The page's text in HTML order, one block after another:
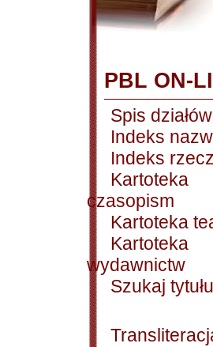
PBL ON-
Spis działów
Indeks
Indeks
Kartoteka
czasopism
Kartoteka
Kartoteka
wydawnictw
Szukaj